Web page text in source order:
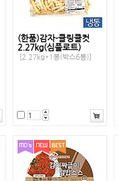
(한품)감자-클링클컷
2.27kg(심플로트)
[2.27kg*1봉(박스6봉)]